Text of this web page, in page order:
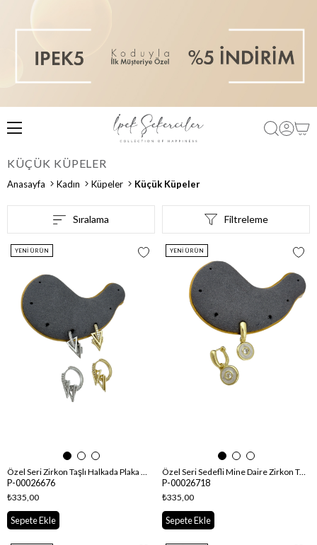
KÜÇÜK KÜPELER
Anasayfa Kadın Küpeler Küçük Küpeler
Filtreleme
Sıralama
Özel Seri Zirkon Taşlı Halkada Plaka Üçgen Sallantılı Küpe
P-00026676
₺335,00
Sepete Ekle
YENI ÜRÜN
Özel Seri Sedefli Mine Daire Zirkon Taş Detay Sallantılı Küpe
P-00026718
₺335,00
Sepete Ekle
YENI ÜRÜN